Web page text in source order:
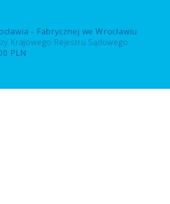
- Fabrycznej we Wrocławiu
Krajowego Rejestru Sądowego
PLN